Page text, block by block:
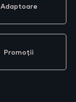
Adaptoare
Promoții